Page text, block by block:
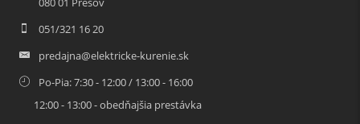
051/321 16 20
predajna@elektricke-kurenie.sk
Po-Pia: 7:30 - 12:00 / 13:00 - 16:00
12:00 - 13:00 - obedňajšia prestávka